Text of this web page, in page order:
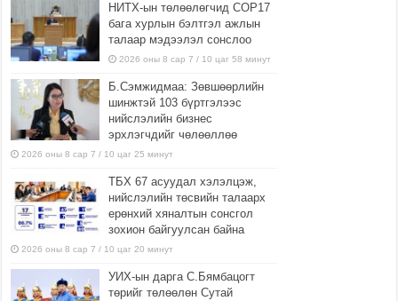
НИТХ-ын төлөөлөгчид COP17
бага хурлын бэлтгэл ажлын
талаар мэдээлэл сонслоо
2026 оны 8 сар 7 / 10 цаг 58 минут
Б.Сэмжидмаа: Зөвшөөрлийн
шинжтэй 103 бүртгэлээс
нийслэлийн бизнес
эрхлэгчдийг чөлөөллөө
2026 оны 8 сар 7 / 10 цаг 25 минут
ТБХ 67 асуудал хэлэлцэж,
нийслэлийн төсвийн талаарх
ерөнхий хяналтын сонсгол
зохион байгуулсан байна
2026 оны 8 сар 7 / 10 цаг 20 минут
УИХ-ын дарга С.Бямбацогт
төрийг төлөөлөн Сутай